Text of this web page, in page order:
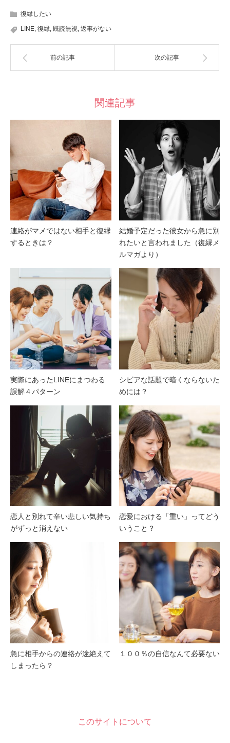
復縁したい
LINE, 復縁, 既読無視, 返事がない
前の記事 次の記事
関連記事
連絡がマメではない相手と復縁
するときは？
結婚予定だった彼女から急に別
れたいと言われました（復縁メ
ルマガより）
実際にあったLINEにまつわる
誤解４パターン
シビアな話題で暗くならないた
めには？
恋人と別れて辛い悲しい気持ち
がずっと消えない
恋愛における「重い」ってどう
いうこと？
急に相手からの連絡が途絶えて
しまったら？
１００％の自信なんて必要ない
このサイトについて